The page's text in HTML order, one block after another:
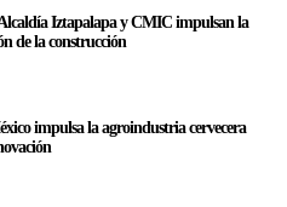
Iztapalapa y CMIC impulsan la
de la construcción
impulsa la agroindustria cervecera